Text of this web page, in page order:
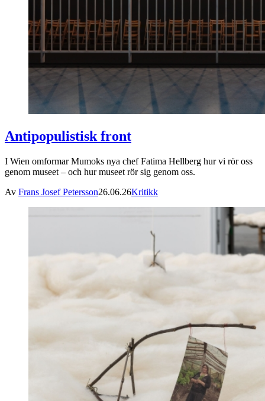
Antipopulistisk front
I Wien omformar Mumoks nya chef Fatima Hellberg hur vi rör oss
genom museet – och hur museet rör sig genom oss.
Av Frans Josef Petersson26.06.26Kritikk